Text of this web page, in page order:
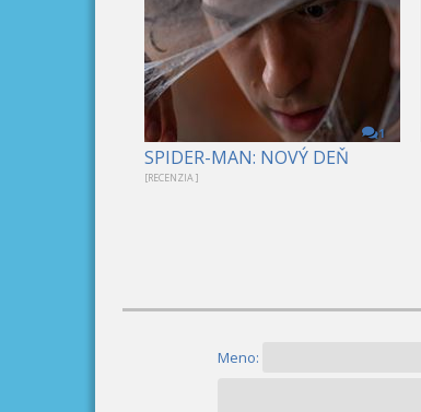
1
SPIDER-MAN: NOVÝ DEŇ
[RECENZIA ]
Meno: